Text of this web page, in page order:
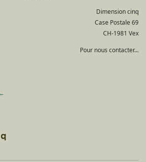
Dimension cinq
Case Postale 69
CH-1981 Vex
Pour nous contacter...